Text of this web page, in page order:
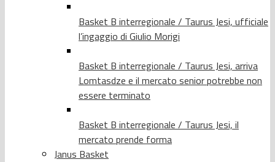
Basket B interregionale / Taurus Jesi, ufficiale
l’ingaggio di Giulio Morigi
Basket B interregionale / Taurus Jesi, arriva
Lomtasdze e il mercato senior potrebbe non
essere terminato
Basket B interregionale / Taurus Jesi, il
mercato prende forma
Janus Basket